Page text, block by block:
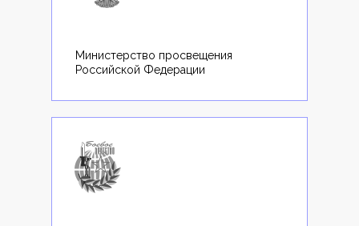
Министерство просвещения
Российской Федерации